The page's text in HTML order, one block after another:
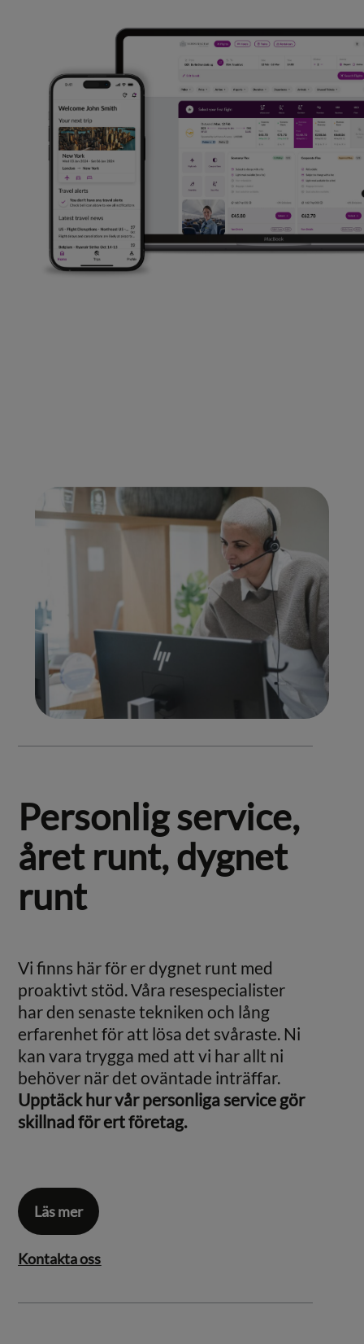
Personlig service,
året runt, dygnet
runt
Vi finns här för er dygnet runt med
proaktivt stöd. Våra resespecialister
har den senaste tekniken och lång
erfarenhet för att lösa det svåraste. Ni
kan vara trygga med att vi har allt ni
behöver när det oväntade inträffar.
Upptäck hur vår personliga service gör
skillnad för ert företag.
Läs mer
Kontakta oss